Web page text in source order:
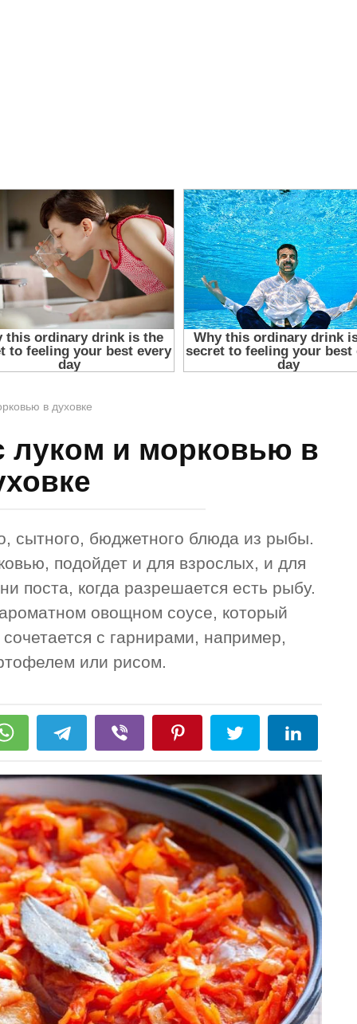
в духовке
луком и морковью в
сытного, бюджетного блюда из рыбы.
подойдет и для взрослых, и для
поста, когда разрешается есть рыбу.
овощном соусе, который
с гарнирами, например,
или рисом.